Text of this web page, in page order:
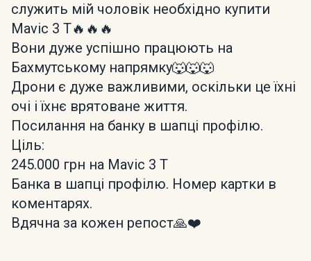
служить мій чоловік необхідно купити
Mavic 3 T🔥🔥🔥
Вони дуже успішно працюють на
Бахмутському напрямку🐺🐺🐺
Дрони є дуже важливими, оскільки це їхні
очі і їхнє врятоване життя.
Посилання на банку в шапці профілю.
Ціль:
245.000 грн на Mavic 3 T
Банка в шапці профілю. Номер картки в
коментарях.
Вдячна за кожен репост🙏❤️